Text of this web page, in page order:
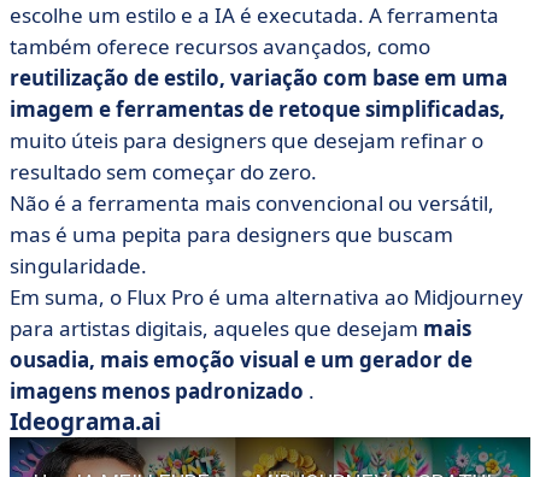
escolhe um estilo e a IA é executada. A ferramenta
também oferece recursos avançados, como
reutilização de estilo, variação com base em uma
imagem e ferramentas de retoque simplificadas,
muito úteis para designers que desejam refinar o
resultado sem começar do zero.
Não é a ferramenta mais convencional ou versátil,
mas é uma pepita para designers que buscam
singularidade.
Em suma, o Flux Pro é uma alternativa ao Midjourney
para artistas digitais, aqueles que desejam mais
ousadia, mais emoção visual e um gerador de
imagens menos padronizado .
Ideograma.ai